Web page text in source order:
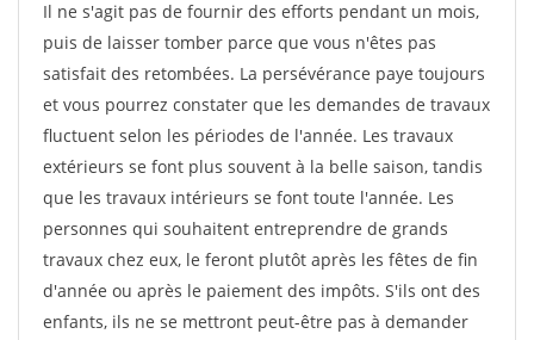
Il ne s'agit pas de fournir des efforts pendant un mois,
puis de laisser tomber parce que vous n'êtes pas
satisfait des retombées. La persévérance paye toujours
et vous pourrez constater que les demandes de travaux
fluctuent selon les périodes de l'année. Les travaux
extérieurs se font plus souvent à la belle saison, tandis
que les travaux intérieurs se font toute l'année. Les
personnes qui souhaitent entreprendre de grands
travaux chez eux, le feront plutôt après les fêtes de fin
d'année ou après le paiement des impôts. S'ils ont des
enfants, ils ne se mettront peut-être pas à demander